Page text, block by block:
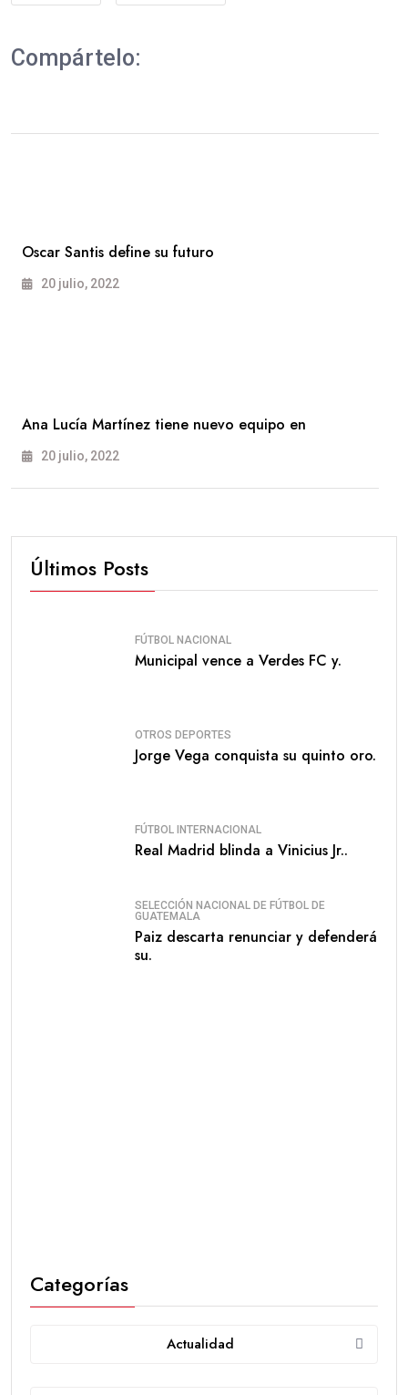
Compártelo:
Oscar Santis define su futuro
20 julio, 2022
Ana Lucía Martínez tiene nuevo equipo en
20 julio, 2022
Últimos Posts
FÚTBOL NACIONAL
Municipal vence a Verdes FC y.
OTROS DEPORTES
Jorge Vega conquista su quinto oro.
FÚTBOL INTERNACIONAL
Real Madrid blinda a Vinicius Jr..
SELECCIÓN NACIONAL DE FÚTBOL DE
GUATEMALA
Paiz descarta renunciar y defenderá
su.
Categorías
Actualidad